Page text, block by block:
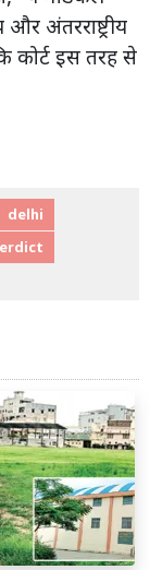
अंतरराष्ट्रीय
कोर्ट इस तरह से
delhi